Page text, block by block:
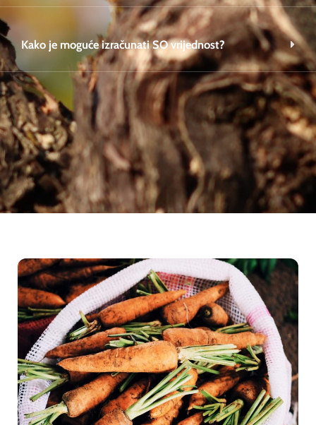
Kako je moguće izračunati SO vrijednost?